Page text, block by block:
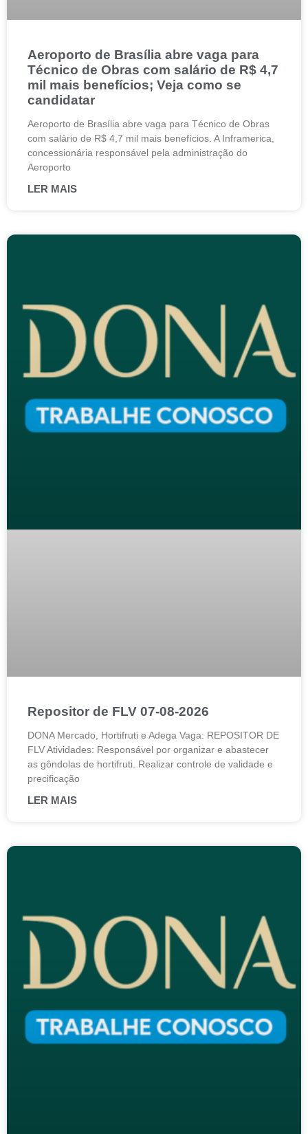
Aeroporto de Brasília abre vaga para
Técnico de Obras com salário de R$ 4,7
mil mais benefícios; Veja como se
candidatar
Aeroporto de Brasília abre vaga para Técnico de Obras
com salário de R$ 4,7 mil mais benefícios. A Inframerica,
concessionária responsável pela administração do
Aeroporto
LER MAIS
Repositor de FLV 07-08-2026
DONA Mercado, Hortifruti e Adega Vaga: REPOSITOR DE
FLV Atividades: Responsável por organizar e abastecer
as gôndolas de hortifruti. Realizar controle de validade e
precificação
LER MAIS